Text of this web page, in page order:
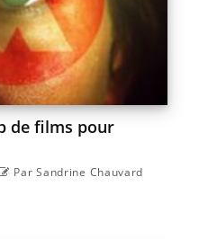
de films pour
Par Sandrine Chauvard